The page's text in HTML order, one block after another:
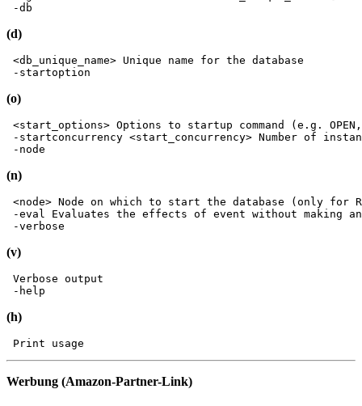
-db
(d)
<db_unique_name> Unique name for the database
-startoption
(o)
<start_options> Options to startup command (e.g. OPEN,
-startconcurrency <start_concurrency> Number of
-node
(n)
<node> Node on which to start the database (only for
-eval Evaluates the effects of event without making
-verbose
(v)
Verbose output
-help
(h)
Print usage
Werbung (Amazon-Partner-Link)